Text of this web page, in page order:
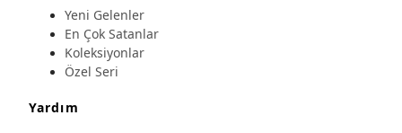
Yeni Gelenler
En Çok Satanlar
Koleksiyonlar
Özel Seri
Yardım